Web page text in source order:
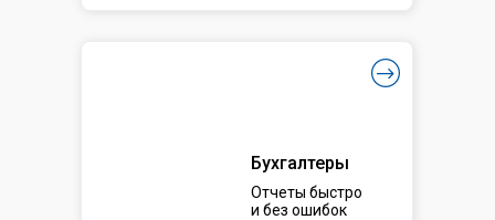
Бухгалтеры
Отчеты быстро
и без ошибок